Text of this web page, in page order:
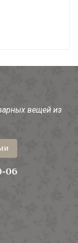
вещей из
06